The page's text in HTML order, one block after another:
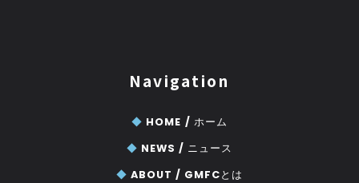
Navigation
◆ HOME / ホーム
◆ NEWS / ニュース
◆ ABOUT / GMFCとは